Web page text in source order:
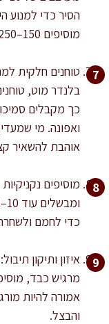
הסיר כדי
מוסיפים 150–250 מ"ל מים חמים לפי הצורך.
טוחנים חלקית
בלנדר מוט,
כך מקבלים
ואפונה. מי
אוהבת להשאיר
מוסיפים
כדי לחמם
איזון ותיקון
אמורה להיות
והבצל.